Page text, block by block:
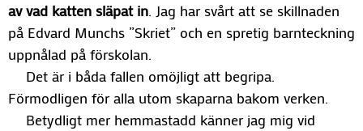
av vad katten släpat in. Jag har svårt att se skillnaden
på Edvard Munchs ”Skriet” och en spretig barnteckning
uppnålad på förskolan.
Det är i båda fallen omöjligt att begripa.
Förmodligen för alla utom skaparna bakom verken.
Betydligt mer hemmastadd känner jag mig vid